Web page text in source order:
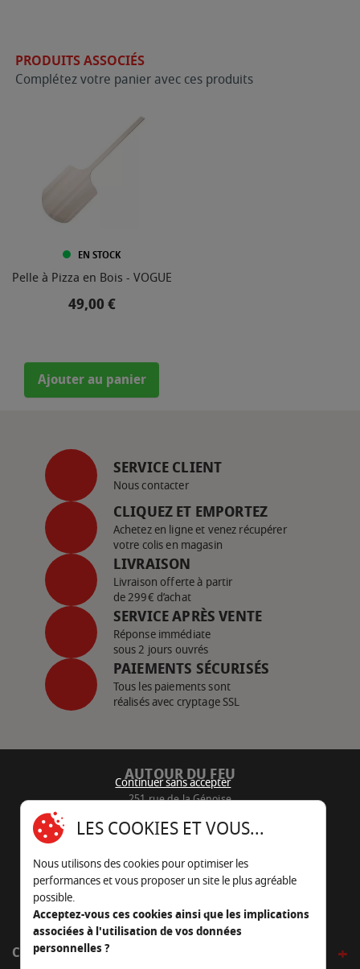
PRODUITS ASSOCIÉS
Complétez votre panier avec ces produits
EN STOCK
Pelle à Pizza en Bois - VOGUE
Prix
49,00 €
Ajouter au panier
SERVICE CLIENT
Nous contacter
CLIQUEZ ET EMPORTEZ
Achetez en ligne et venez récupérer
votre colis en magasin
LIVRAISON
Livraison offerte à partir
de 299€ d’achat
SERVICE APRÈS VENTE
Réponse immédiate
sous 2 jours ouvrés
PAIEMENTS SÉCURISÉS
Tous les paiements sont
réalisés avec cryptage SSL
AUTOUR DU FEU
251 rue de la Génoise
05 45 22 98 09
Nous envoyer un e-mail
CÔTÉ OUTDOOR
Continuer sans accepter
LES COOKIES ET VOUS...
Nous utilisons des cookies pour optimiser les
performances et vous proposer un site le plus agréable
possible.
Acceptez-vous ces cookies ainsi que les implications
associées à l'utilisation de vos données
personnelles ?